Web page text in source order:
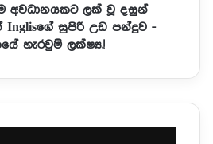
අවධානයකට ලක් වූ දසුන්
Inglisගේ සුපිරි උඩ පන්දුව -
හැරවුම් ලක්ෂ්‍ය.!